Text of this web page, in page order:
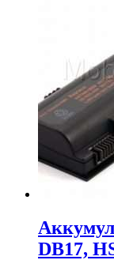
DB17,